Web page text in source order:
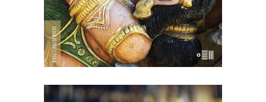
przed światem za pomocą stroju i
wysokich […]